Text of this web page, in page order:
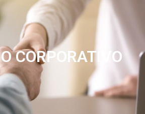
CORPORATIVO